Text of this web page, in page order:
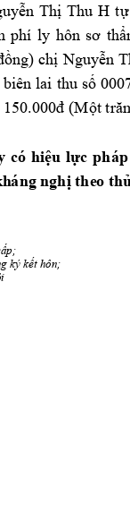
n Thị Thu H tự
phí ly hôn sơ
) chị Nguyễn
biên lai thu số
150.000đ (Một
có hiệu lực pháp
áng nghị theo
ký kết hôn;